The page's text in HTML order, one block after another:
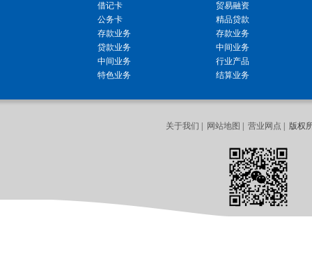
借记卡
公务卡
存款业务
贷款业务
中间业务
特色业务
贸易融资
精品贷款
存款业务
中间业务
行业产品
结算业务
关于我们 网站地图 营业网点 | 版权